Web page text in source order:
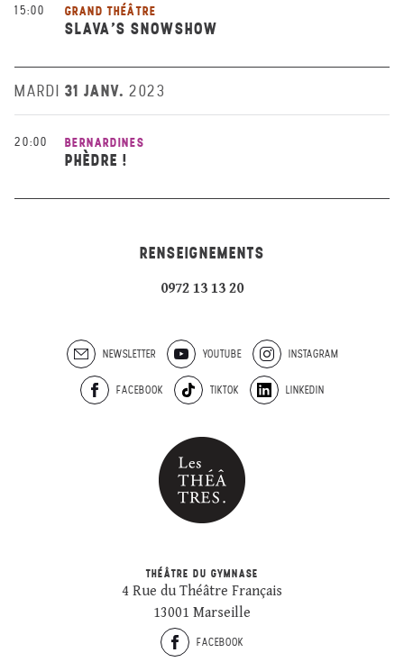
15:00 GRAND THÉÂTRE
SLAVA’S SNOWSHOW
MARDI 31 JANV. 2023
20:00 BERNARDINES
PHÈDRE !
RENSEIGNEMENTS
0972 13 13 20
NEWSLETTER YOUTUBE INSTAGRAM
FACEBOOK TIKTOK LINKEDIN
THÉÂTRE DU GYMNASE
4 Rue du Théâtre Français
13001 Marseille
FACEBOOK